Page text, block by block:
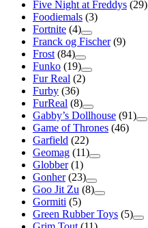
Five Night at Freddys (29)
Foodiemals (3)
Fortnite (4)
Franck og Fischer (9)
Frost (84)
Funko (19)
Fur Real (2)
Furby (36)
FurReal (8)
Gabby’s Dollhouse (91)
Game of Thrones (46)
Garfield (22)
Geomag (11)
Globber (1)
Gonher (23)
Goo Jit Zu (8)
Gormiti (5)
Green Rubber Toys (5)